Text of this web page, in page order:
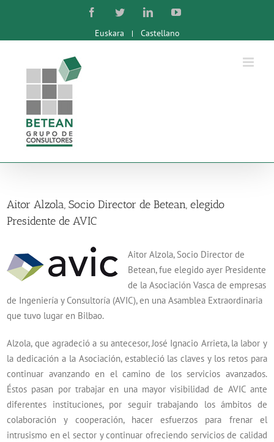
content
FacebookTwitterLinkedInYouTube
Euskara Castellano
Aitor Alzola, Socio Director de Betean, elegido
Presidente de AVIC
Aitor Alzola, Socio Director de
Betean, fue elegido ayer Presidente
de la Asociación Vasca de empresas
de Ingeniería y Consultoría (AVIC), en una Asamblea Extraordinaria
que tuvo lugar en Bilbao.
Alzola, que agradeció a su antecesor, José Ignacio Arrieta, la labor y
la dedicación a la Asociación, estableció las claves y los retos para
continuar avanzando en el camino de los servicios avanzados.
Éstos pasan por trabajar en una mayor visibilidad de AVIC ante
diferentes instituciones, por seguir trabajando los ámbitos de
colaboración y cooperación, hacer esfuerzos para frenar el
intrusismo en el sector y continuar ofreciendo servicios de calidad